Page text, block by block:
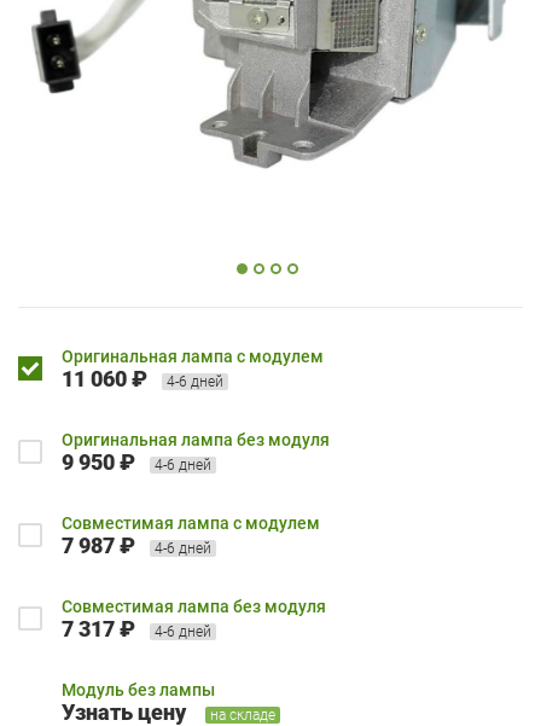
Оригинальная лампа с модулем
11 060 ₽ 4-6 дней
Оригинальная лампа без модуля
9 950 ₽ 4-6 дней
Совместимая лампа с модулем
7 987 ₽ 4-6 дней
Совместимая лампа без модуля
7 317 ₽ 4-6 дней
Модуль без лампы
Узнать цену на складе